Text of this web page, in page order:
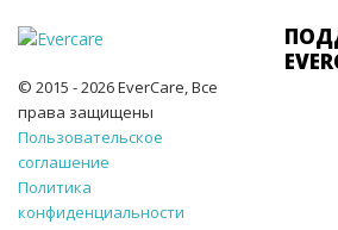
© 2015 - 2026 EverCare, Все
права защищены
Пользовательское
соглашение
Политика
конфиденциальности